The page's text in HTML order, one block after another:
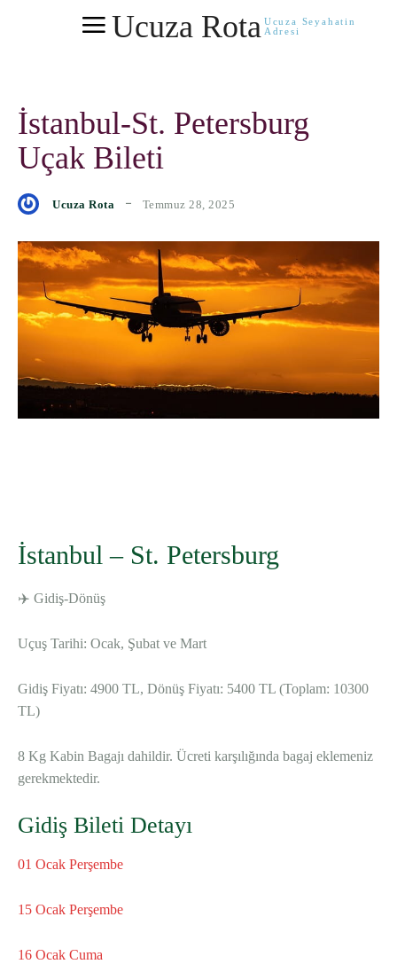
Ucuza Rota Ucuza Seyahatin
Adresi
İstanbul-St. Petersburg
Uçak Bileti
Ucuza Rota Temmuz 28, 2025
İstanbul – St. Petersburg
✈️ Gidiş-Dönüş
Uçuş Tarihi: Ocak, Şubat ve Mart
Gidiş Fiyatı: 4900 TL, Dönüş Fiyatı: 5400 TL (Toplam: 10300
TL)
8 Kg Kabin Bagajı dahildir. Ücreti karşılığında bagaj eklemeniz
gerekmektedir.
Gidiş Bileti Detayı
01 Ocak Perşembe
15 Ocak Perşembe
16 Ocak Cuma